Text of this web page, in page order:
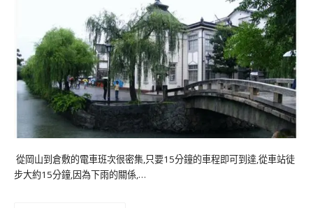
從岡山到倉敷的電車班次很密集,只要15分鐘的車程即可到達,從車站徒
步大約15分鐘,因為下雨的關係,…